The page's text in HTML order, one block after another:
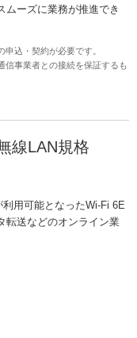
ムーズに業務が推進でき
込・契約が必要です。
事業者との接続を保証するも
線LAN規格
用可能となったWi-Fi 6E
転送などのオンライン業